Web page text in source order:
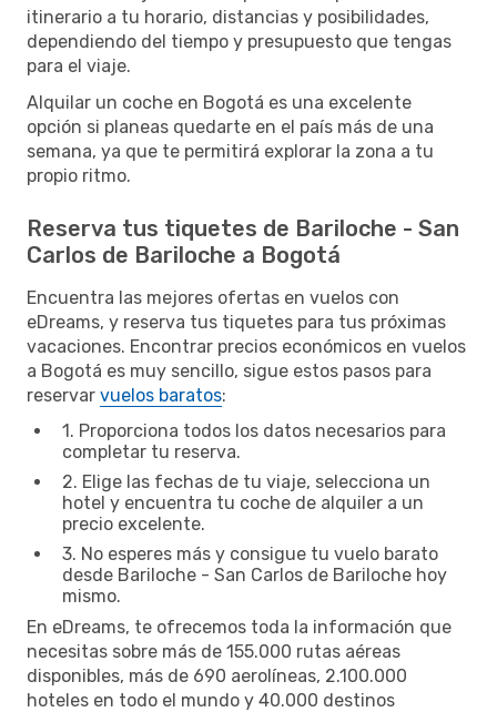
itinerario a tu horario, distancias y posibilidades,
dependiendo del tiempo y presupuesto que tengas
para el viaje.
Alquilar un coche en Bogotá es una excelente
opción si planeas quedarte en el país más de una
semana, ya que te permitirá explorar la zona a tu
propio ritmo.
Reserva tus tiquetes de Bariloche - San
Carlos de Bariloche a Bogotá
Encuentra las mejores ofertas en vuelos con
eDreams, y reserva tus tiquetes para tus próximas
vacaciones. Encontrar precios económicos en vuelos
a Bogotá es muy sencillo, sigue estos pasos para
reservar vuelos baratos:
1. Proporciona todos los datos necesarios para
completar tu reserva.
2. Elige las fechas de tu viaje, selecciona un
hotel y encuentra tu coche de alquiler a un
precio excelente.
3. No esperes más y consigue tu vuelo barato
desde Bariloche - San Carlos de Bariloche hoy
mismo.
En eDreams, te ofrecemos toda la información que
necesitas sobre más de 155.000 rutas aéreas
disponibles, más de 690 aerolíneas, 2.100.000
hoteles en todo el mundo y 40.000 destinos